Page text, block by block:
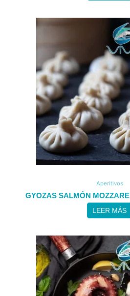
Aperitivos
GYOZAS SALMÓN
LEER MÁS